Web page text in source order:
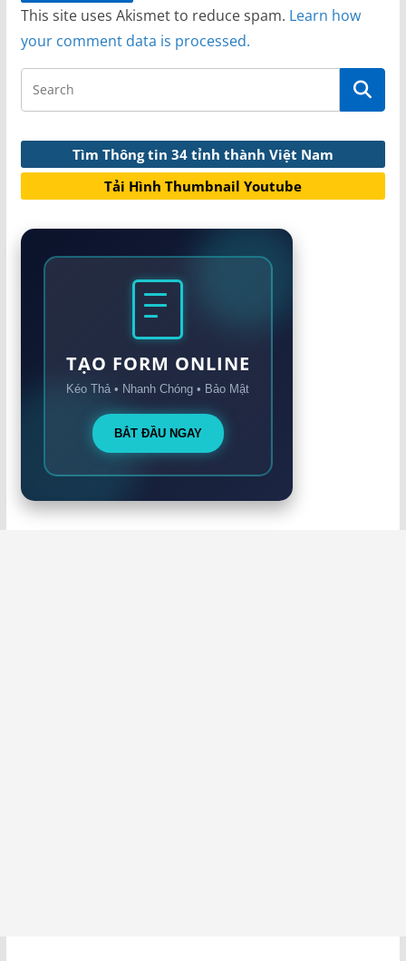
This site uses Akismet to reduce spam. Learn how
your comment data is processed.
Tìm Thông tin 34 tỉnh thành Việt Nam
Tải Hình Thumbnail Youtube
TẠO FORM ONLINE
Kéo Thả • Nhanh Chóng • Bảo Mật
BẮT ĐẦU NGAY